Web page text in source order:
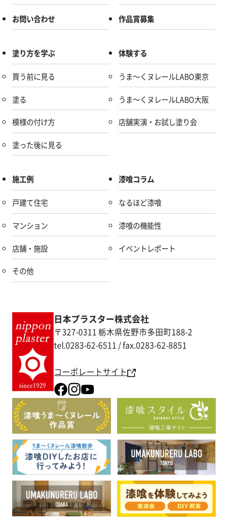
お問い合わせ 作品賞募集
塗り方を学ぶ
買う前に見る
塗る
模様の付け方
塗った後に見る
体験する
うま～くヌレールLABO東京
うま～くヌレールLABO大阪
店舗実演・お試し塗り会
施工例
戸建て住宅
マンション
店舗・施設
その他
漆喰コラム
なるほど漆喰
漆喰の機能性
イベントレポート
日本プラスター株式会社
〒327-0311 栃木県佐野市多田町188-2
tel.0283-62-6511 / fax.0283-62-8851
コーポレートサイト